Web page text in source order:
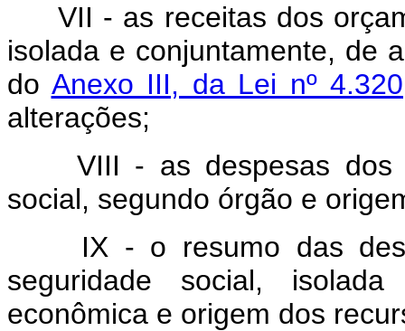
VII - as receitas dos
isolada e conjuntamente, de
do Anexo III, da Lei nº
alterações;
VIII - as despesas dos
social, segundo órgão e
IX - o resumo das
seguridade social,
econômica e origem dos